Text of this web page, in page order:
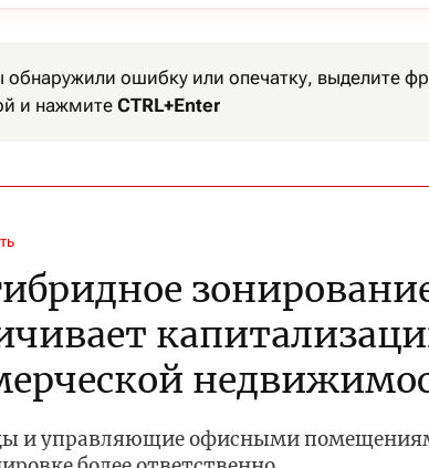
обнаружили ошибку или опечатку, выделите
и нажмите CTRL+Enter
и управляющие офисными